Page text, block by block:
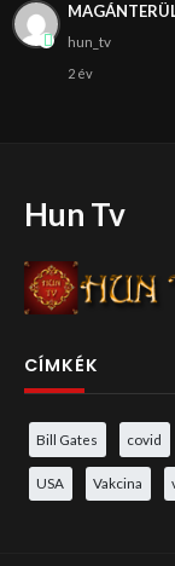
hun_tv
2 év
Hun Tv
CÍMKÉK
Bill Gates covid
USA Vakcina